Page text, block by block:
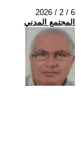
2026 / 2 / 6
المجتمع المدني